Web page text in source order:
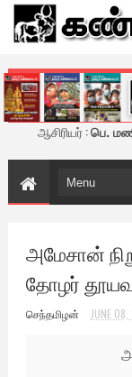
ஆசிரியர் :பெ.
அமேசான்
தோழர்
செந்தமிழன் JUNE